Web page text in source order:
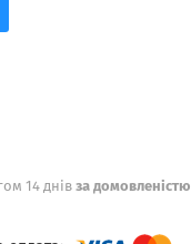
14 днів за домовленістю